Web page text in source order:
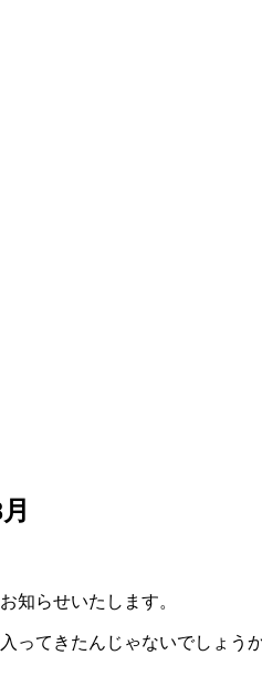
知らせいたします。
てきたんじゃないでしょ